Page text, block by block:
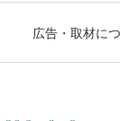
広告・取材に